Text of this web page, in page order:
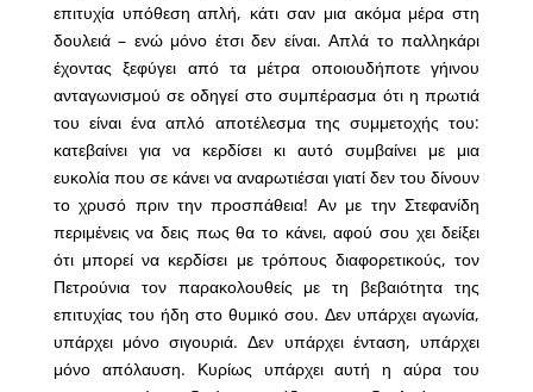
επιτυχία υπόθεση απλή, κάτι σαν μια ακόμα μέρα στη
δουλειά – ενώ μόνο έτσι δεν είναι. Απλά το παλληκάρι
έχοντας ξεφύγει από τα μέτρα οποιουδήποτε γήινου
ανταγωνισμού σε οδηγεί στο συμπέρασμα ότι η πρωτιά
του είναι ένα απλό αποτέλεσμα της συμμετοχής του:
κατεβαίνει για να κερδίσει κι αυτό συμβαίνει με μια
ευκολία που σε κάνει να αναρωτιέσαι γιατί δεν του δίνουν
το χρυσό πριν την προσπάθεια! Αν με την Στεφανίδη
περιμένεις να δεις πως θα το κάνει, αφού σου χει δείξει
ότι μπορεί να κερδίσει με τρόπους διαφορετικούς, τον
Πετρούνια τον παρακολουθείς με τη βεβαιότητα της
επιτυχίας του ήδη στο θυμικό σου. Δεν υπάρχει αγωνία,
υπάρχει μόνο σιγουριά. Δεν υπάρχει ένταση, υπάρχει
μόνο απόλαυση. Κυρίως υπάρχει αυτή η αύρα του